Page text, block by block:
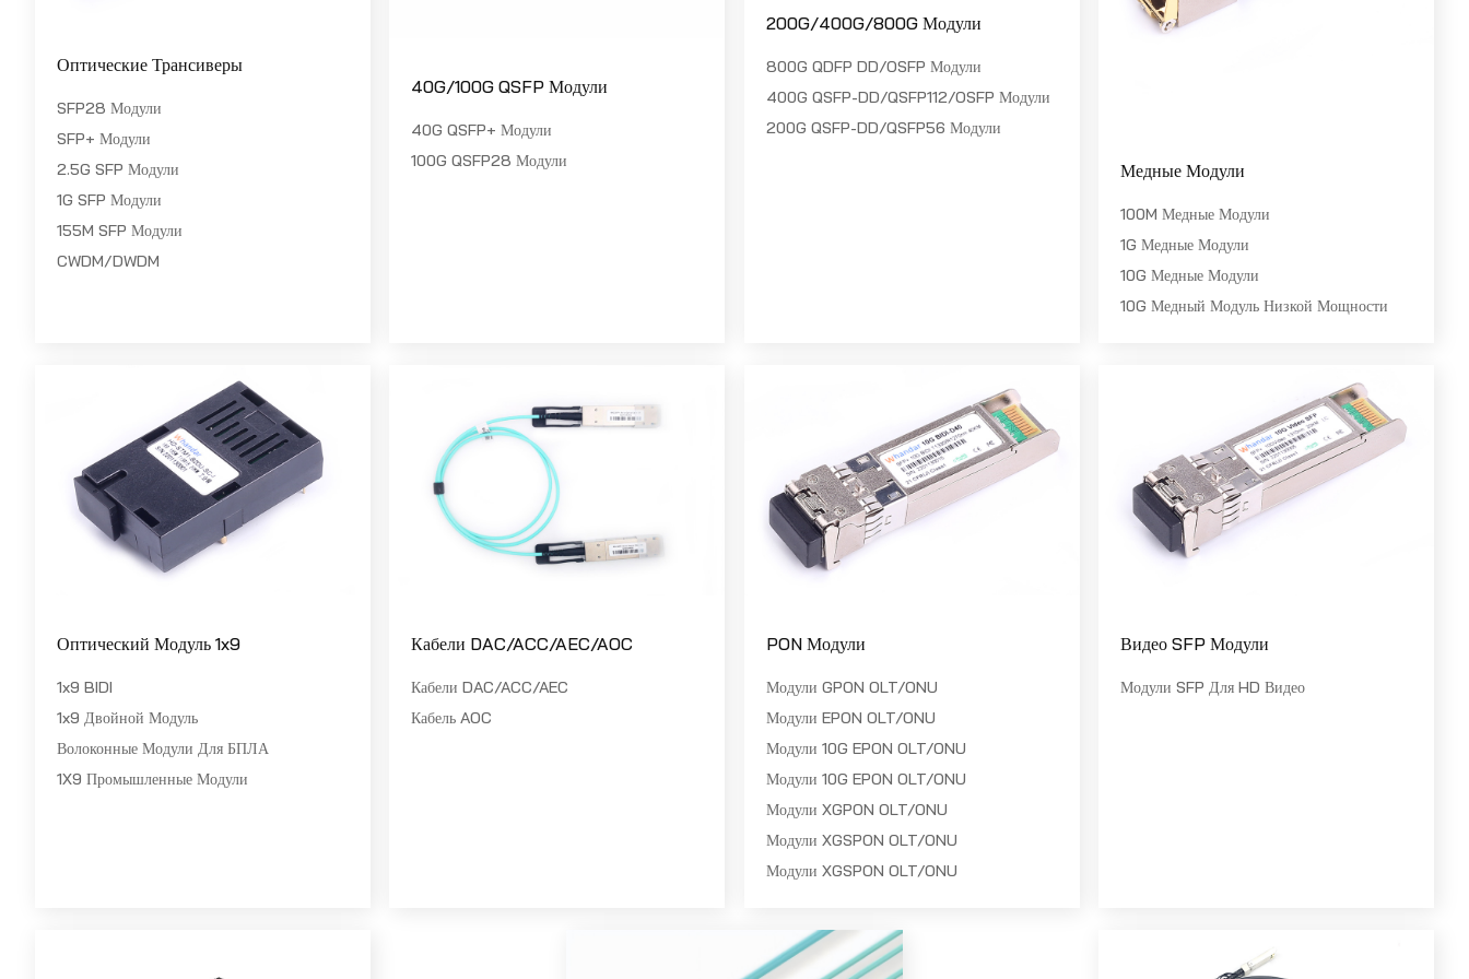
Оптические Трансиверы
SFP28 Модули
SFP+ Модули
2.5G SFP Модули
1G SFP Модули
155M SFP Модули
CWDM/DWDM
40G/100G QSFP Модули
40G QSFP+ Модули
100G QSFP28 Модули
200G/400G/800G Модули
800G QDFP DD/OSFP Модули
400G QSFP-DD/QSFP112/OSFP Модули
200G QSFP-DD/QSFP56 Модули
Медные Модули
100M Медные Модули
1G Медные Модули
10G Медные Модули
10G Медный Модуль Низкой Мощности
Оптический Модуль 1x9
1x9 BIDI
1x9 Двойной Модуль
Волоконные Модули Для БПЛА
1X9 Промышленные Модули
Кабели DAC/ACC/AEC/AOC
Кабели DAC/ACC/AEC
Кабель AOC
PON Модули
Модули GPON OLT/ONU
Модули EPON OLT/ONU
Модули 10G EPON OLT/ONU
Модули 10G EPON OLT/ONU
Модули XGPON OLT/ONU
Модули XGSPON OLT/ONU
Модули XGSPON OLT/ONU
Видео SFP Модули
Модули SFP Для HD Видео